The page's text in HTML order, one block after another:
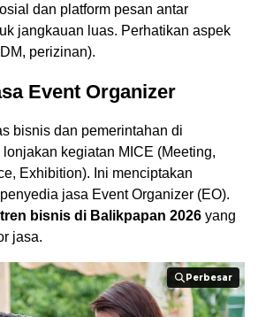
dan platform pesan antar
jangkauan luas. Perhatikan aspek
perizinan).
Event Organizer
bisnis dan pemerintahan di
kegiatan MICE (Meeting,
Exhibition). Ini menciptakan
jasa Event Organizer (EO).
tren bisnis di Balikpapan 2026 yang
jasa.
Perbesar
Perbesar